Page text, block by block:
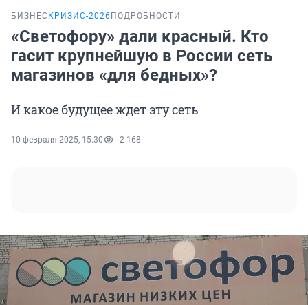
БИЗНЕС КРИЗИС-2026 ПОДРОБНОСТИ
«Светофору» дали красный. Кто
гасит крупнейшую в России сеть
магазинов «для бедных»?
И какое будущее ждет эту сеть
10 февраля 2025, 15:30 2 168